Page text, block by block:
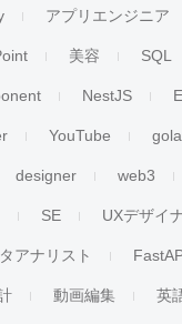
アプリエンジニア
美容 SQL
NestJS
YouTube
designer web3
SE UXデザイ
アナリスト
動画編集 英